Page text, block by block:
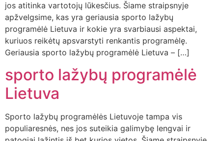
jos atitinka vartotojų lūkesčius. Šiame straipsnyje
apžvelgsime, kas yra geriausia sporto lažybų
programėlė Lietuva ir kokie yra svarbiausi aspektai,
kuriuos reikėtų apsvarstyti renkantis programėlę.
Geriausia sporto lažybų programėlė Lietuva – […]
sporto lažybų programėlė
Lietuva
Sporto lažybų programėlės Lietuvoje tampa vis
populiaresnės, nes jos suteikia galimybę lengvai ir